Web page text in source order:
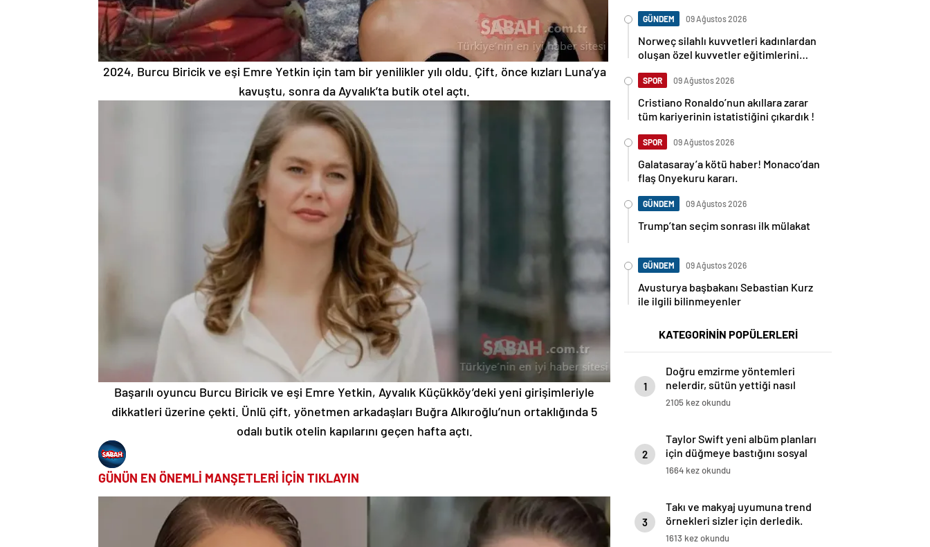
2024, Burcu Biricik ve eşi Emre Yetkin için tam bir yenilikler yılı oldu. Çift, önce kızları Luna’ya
kavuştu, sonra da Ayvalık’ta butik otel açtı.
Başarılı oyuncu Burcu Biricik ve eşi Emre Yetkin, Ayvalık Küçükköy’deki yeni girişimleriyle
dikkatleri üzerine çekti. Ünlü çift, yönetmen arkadaşları Buğra Alkıroğlu’nun ortaklığında 5
odalı butik otelin kapılarını geçen hafta açtı.
GÜNÜN EN ÖNEMLİ MANŞETLERİ İÇİN TIKLAYIN
Norweç silahlı kuvvetleri kadınlardan
oluşan özel kuvvetler eğitimlerini
başlattı.
Cristiano Ronaldo’nun akıllara zarar
tüm kariyerinin istatistiğini çıkardık !
Galatasaray’a kötü haber! Monaco’dan
flaş Onyekuru kararı.
Trump’tan seçim sonrası ilk mülakat
Avusturya başbakanı Sebastian Kurz
ile ilgili bilinmeyenler
1
nelerdir, sütün yettiği nasıl
anlaşılır?
2105 kez okundu
2
için düğmeye bastığını sosyal
medyadan duyurdu!
1664 kez okundu
3
örnekleri sizler için derledik.
1613 kez okundu